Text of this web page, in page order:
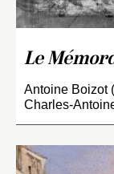
Le
Antoine Boizot
Charles-